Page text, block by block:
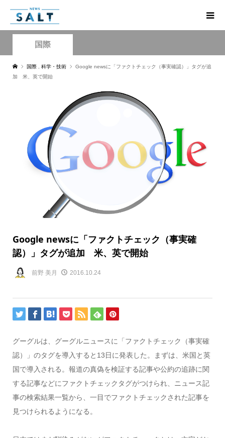
国際
国際 科学・技術
Google newsに「ファクトチェック（事実確認）」タグが追
加 米、英で開始
Google newsに「ファクトチェック（事実確
認）」タグが追加 米、英で開始
前野 美月 2016.10.24
グーグルは、グーグルニュースに「ファクトチェック（事実確
認）」のタグを導入すると13日に発表した。まずは、米国と英
国で導入される。報道の真偽を検証する記事や公約の追跡に関
する記事などにファクトチェックタグがつけられ、ニュース記
事の検索結果一覧から、一目でファクトチェックされた記事を
見つけられるようになる。